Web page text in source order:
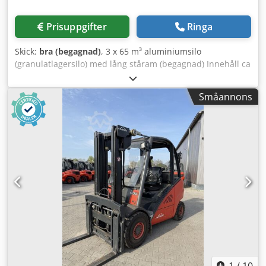
vår webbplats!
Prisuppgifter Ringa
Skick: bra (begagnad), 3 x 65 m³ aluminium­silo
(granulatlagersilo) med lång ståram (begagnad) Innehåll ca
65 000 L Invändig diameter ca 3 000 mm Total höjd ca 12
000 mm Bulkdensitet: 0,6 kg/dm³ Konvex lutning: 90 grader
Anslutningar i topplocket: Cedevmidyopfx Afvjrf 1
avluftningsstos med huva DN 200 1 flänsstos DN 100 I
manteln: 1 inspektionslucka DN 450 1 påfyllningsrör
draget nedåt DN 80 Kon: Konen slutar i en fläns DN 150
med utsugsbox I övrigt enligt ritning och bilder
Småannons